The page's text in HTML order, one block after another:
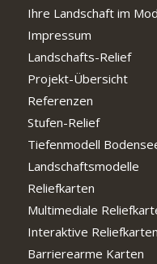
Ihre Landschaft im
Impressum
Landschafts-Relief
Projekt-Übersicht
Referenzen
Stufen-Relief
Tiefenmodell
Landschaftsmodelle
Reliefkarten
Multimediale
Interaktive Reliefkarten
Barrierearme Karten